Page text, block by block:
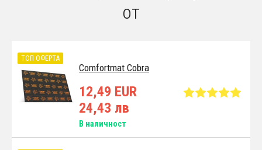
от
Comfortmat Cobra
ТОП ОФЕРТА
12,49 EUR
24,43 лв
В наличност